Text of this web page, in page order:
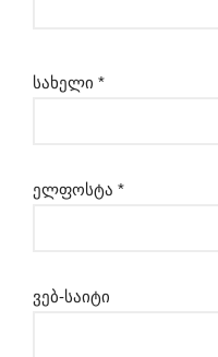
სახელი *
ელფოსტა *
ვებ-საიტი